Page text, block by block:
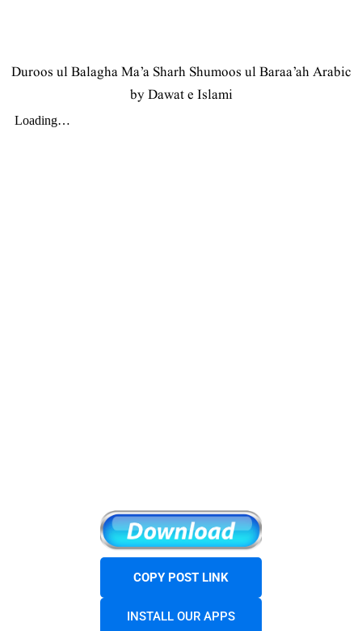
Duroos ul Balagha Ma’a Sharh Shumoos ul Baraa’ah Arabic
by Dawat e Islami
COPY POST LINK
INSTALL OUR APPS